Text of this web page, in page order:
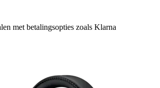
met betalingsopties zoals Klarna